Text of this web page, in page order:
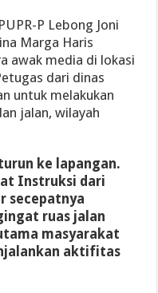
P Lebong Joni
Marga Haris
awak media di lokasi
dari dinas
untuk melakukan
jalan, wilayah
ke lapangan.
Instruksi dari
secepatnya
ruas jalan
masyarakat
aktifitas